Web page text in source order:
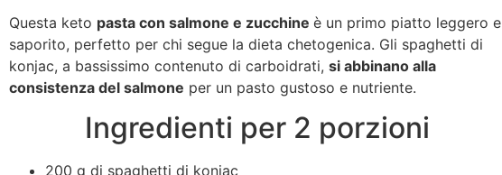
Questa keto pasta con salmone e zucchine è un primo piatto leggero e
saporito, perfetto per chi segue la dieta chetogenica. Gli spaghetti di
konjac, a bassissimo contenuto di carboidrati, si abbinano alla
consistenza del salmone per un pasto gustoso e nutriente.
Ingredienti per 2 porzioni
200 g di spaghetti di konjac